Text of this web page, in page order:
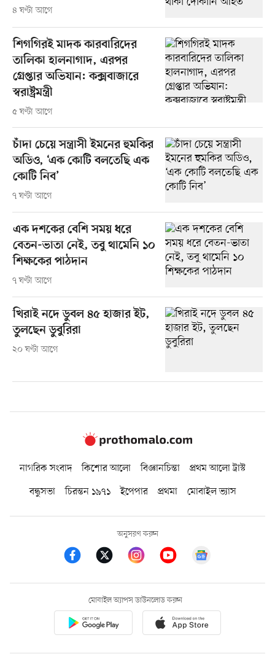
৪ ঘণ্টা আগে
শিগগিরই মাদক কারবারিদের
তালিকা হালনাগাদ, এরপর
গ্রেপ্তার অভিযান: কক্সবাজারে
স্বরাষ্ট্রমন্ত্রী
৫ ঘণ্টা আগে
চাঁদা চেয়ে সন্ত্রাসী ইমনের হুমকির
অডিও, ‘এক কোটি বলতেছি এক
কোটি নিব’
৭ ঘণ্টা আগে
এক দশকের বেশি সময় ধরে
বেতন-ভাতা নেই, তবু থামেনি ১০
শিক্ষকের পাঠদান
৭ ঘণ্টা আগে
খিরাই নদে ডুবল ৪৫ হাজার ইট,
তুলছেন ডুবুরিরা
২০ ঘণ্টা আগে
নাগরিক সংবাদ কিশোর আলো বিজ্ঞানচিন্তা
প্রথম আলো ট্রাস্ট
বন্ধুসভা
চিরন্তন ১৯৭১ ইপেপার প্রথমা মোবাইল ভ্যাস
অনুসরণ করুন
মোবাইল অ্যাপস ডাউনলোড করুন